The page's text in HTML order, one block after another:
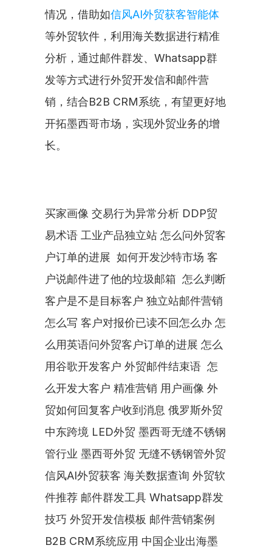
情况，借助如信风AI外贸获客智能体
等外贸软件，利用海关数据进行精准
分析，通过邮件群发、Whatsapp群
发等方式进行外贸开发信和邮件营
销，结合B2B CRM系统，有望更好地
开拓墨西哥市场，实现外贸业务的增
长。
买家画像 交易行为异常分析 DDP贸
易术语 工业产品独立站 怎么问外贸客
户订单的进展  如何开发沙特市场 客
户说邮件进了他的垃圾邮箱  怎么判断
客户是不是目标客户 独立站邮件营销
怎么写 客户对报价已读不回怎么办 怎
么用英语问外贸客户订单的进展 怎么
用谷歌开发客户 外贸邮件结束语  怎
么开发大客户 精准营销 用户画像 外
贸如何回复客户收到消息 俄罗斯外贸
中东跨境 LED外贸 墨西哥无缝不锈钢
管行业 墨西哥外贸 无缝不锈钢管外贸
信风AI外贸获客 海关数据查询 外贸软
件推荐 邮件群发工具 Whatsapp群发
技巧 外贸开发信模板 邮件营销案例
B2B CRM系统应用 中国企业出海墨